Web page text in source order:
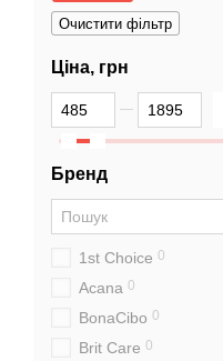
Очистити фільтр
Ціна, грн
Від Ціна, грн
До Ціна, грн
Бренд
1st Choice 0
Acana 0
BonaCibo 0
Brit Care 0